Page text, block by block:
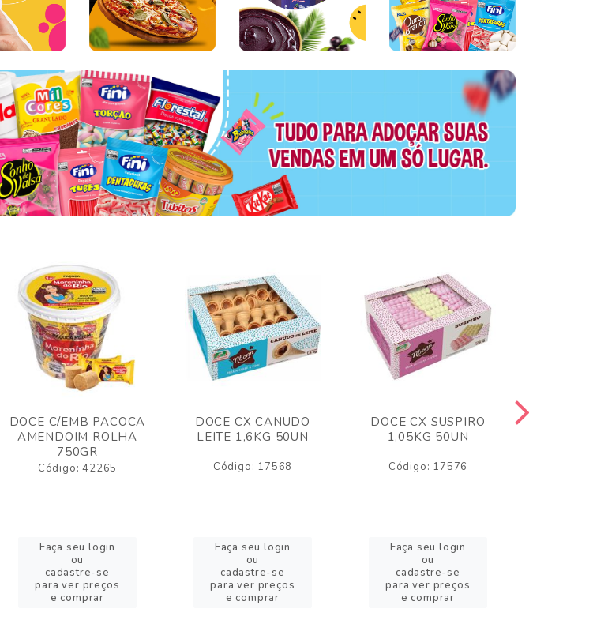
DOCE C/EMB PACOCA
AMENDOIM ROLHA
750GR
Código: 42265
Faça seu login
ou
cadastre-se
para ver preços
e comprar
DOCE CX CANUDO
LEITE 1,6KG 50UN
Código: 17568
Faça seu login
ou
cadastre-se
para ver preços
e comprar
DOCE CX SUSPIRO
1,05KG 50UN
Código: 17576
Faça seu login
ou
cadastre-se
para ver preços
e comprar